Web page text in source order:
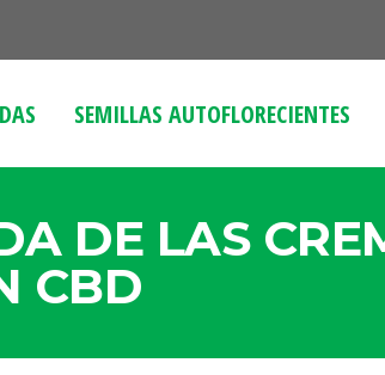
SEMILLAS AUTOFLORECIENTES
DE LAS
CBD